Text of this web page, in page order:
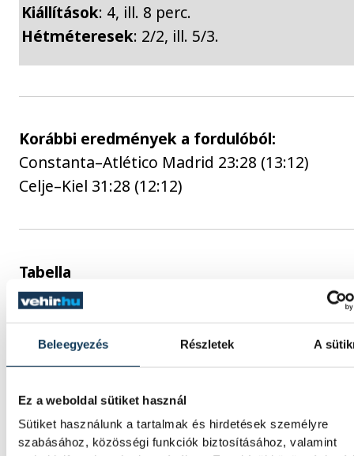
Beleegyezés Részletek A
Ez a weboldal sütiket használ
Sütiket használunk a tartalmak és hirdetések személyre
szabásához, közösségi funkciók biztosításához, valamint
Kiállítások: 4, ill. 8 perc.
Hétméteresek: 2/2, ill. 5/3.
Korábbi eredmények a fordulóból:
Constanta–Atlético Madrid 23:28 (13:12)
Celje–Kiel 31:28 (12:12)
Tabella
1. MKB Veszprém 5 5 0 0 (159-127) 10 p
2. THW Kiel 5 3 0 2 (168-137) 6 p
3. Atletico Madrid 5 2 0 3 (139-139) 4 p
4. Sävehof 5 2 0 3 (151-1167) 4 p
5. Celje 5 2 0 3 (123-135) 4 p
6. Constanta 5 1 0 4 (117-152) 2 p